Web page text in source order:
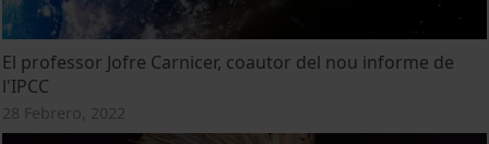
El professor Jofre Carnicer, coautor del nou informe de
l'IPCC
28 Febrero, 2022